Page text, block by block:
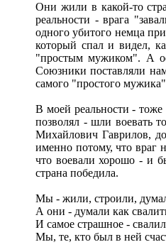
Они жили в какой-то
реальности - врага
одного убитого немца
который спал и видел,
"простым мужиком". А
Союзники поставляли
самого "простого
В моей реальности -
позволял - шли воевать
Михайлович Гаврилов,
именно потому, что враг
что воевали хорошо - и
страна победила.
Мы - жили, строили,
А они - думали как
И самое страшное -
Мы, те, кто был в ней